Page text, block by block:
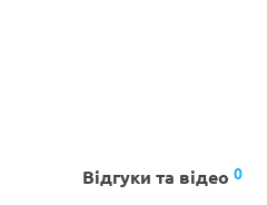
Відгуки та відео 0